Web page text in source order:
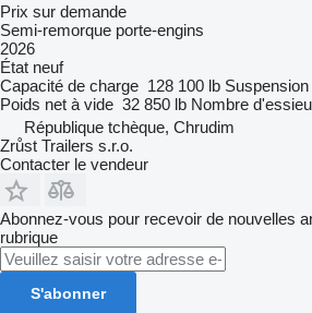
Prix sur demande
Semi-remorque porte-engins
2026
État neuf
Capacité de charge 128 100 lb Suspension
Poids net à vide 32 850 lb Nombre
République tchèque, Chrudim
Zrůst Trailers s.r.o.
Contacter le vendeur
Abonnez-vous pour recevoir de nouvelles
rubrique
S'abonner